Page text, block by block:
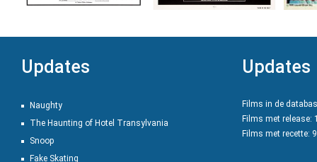
Updates
Naughty
The Haunting of Hotel Transylvania
Snoop
Fake Skating
Updates
Films in de
Films met release:
Films met recette: